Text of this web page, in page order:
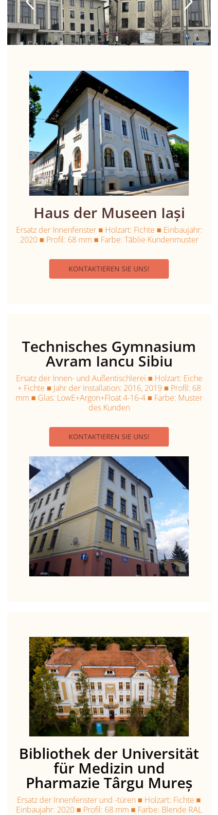
Haus der Museen Iași
Ersatz der Innenfenster ■ Holzart: Fichte ■ Einbaujahr:
2020 ■ Profil: 68 mm ■ Farbe: Tăblie Kundenmuster
KONTAKTIEREN SIE UNS!
Technisches Gymnasium
Avram Iancu Sibiu
Ersatz der Innen- und Außentischlerei ■ Holzart: Eiche
+ Fichte ■ Jahr der Installation: 2016, 2019 ■ Profil: 68
mm ■ Glas: LowE+Argon+Float 4-16-4 ■ Farbe: Muster
des Kunden
KONTAKTIEREN SIE UNS!
Bibliothek der Universität
für Medizin und
Pharmazie Târgu Mureș
Ersatz der Innenfenster und -türen ■ Holzart: Fichte ■
Einbaujahr: 2020 ■ Profil: 68 mm ■ Farbe: Blende RAL